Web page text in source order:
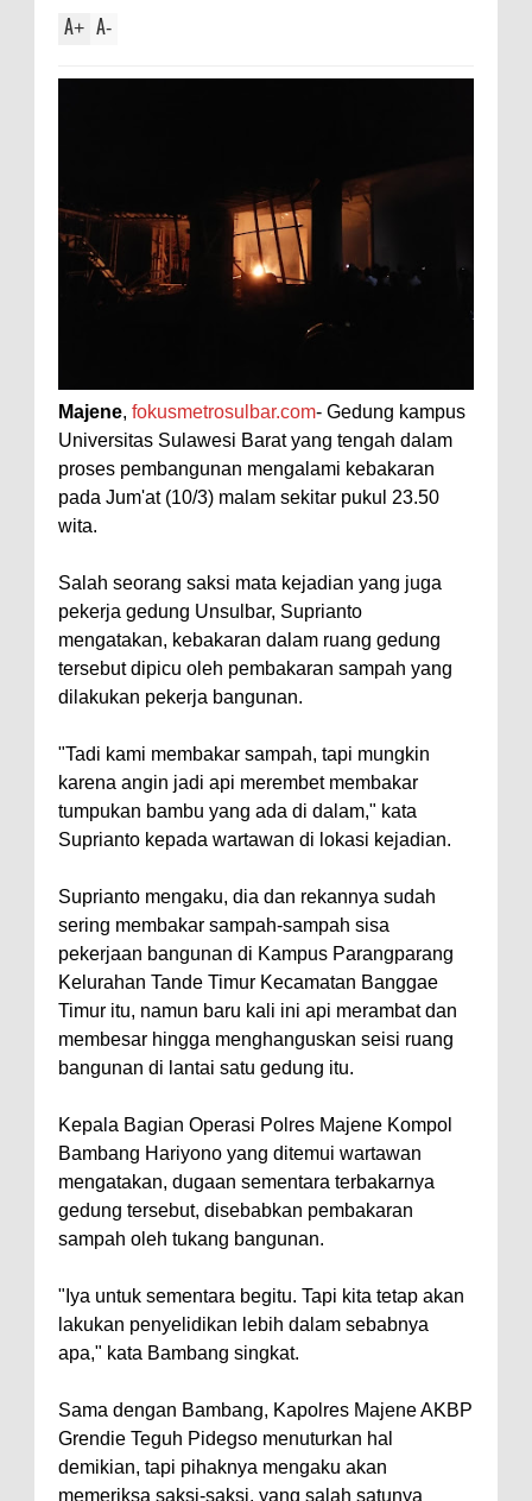
A+ A-
Majene, fokusmetrosulbar.com- Gedung kampus
Universitas Sulawesi Barat yang tengah dalam
proses pembangunan mengalami kebakaran
pada Jum'at (10/3) malam sekitar pukul 23.50
wita.
Salah seorang saksi mata kejadian yang juga
pekerja gedung Unsulbar, Suprianto
mengatakan, kebakaran dalam ruang gedung
tersebut dipicu oleh pembakaran sampah yang
dilakukan pekerja bangunan.
"Tadi kami membakar sampah, tapi mungkin
karena angin jadi api merembet membakar
tumpukan bambu yang ada di dalam," kata
Suprianto kepada wartawan di lokasi kejadian.
Suprianto mengaku, dia dan rekannya sudah
sering membakar sampah-sampah sisa
pekerjaan bangunan di Kampus Parangparang
Kelurahan Tande Timur Kecamatan Banggae
Timur itu, namun baru kali ini api merambat dan
membesar hingga menghanguskan seisi ruang
bangunan di lantai satu gedung itu.
Kepala Bagian Operasi Polres Majene Kompol
Bambang Hariyono yang ditemui wartawan
mengatakan, dugaan sementara terbakarnya
gedung tersebut, disebabkan pembakaran
sampah oleh tukang bangunan.
"Iya untuk sementara begitu. Tapi kita tetap akan
lakukan penyelidikan lebih dalam sebabnya
apa," kata Bambang singkat.
Sama dengan Bambang, Kapolres Majene AKBP
Grendie Teguh Pidegso menuturkan hal
demikian, tapi pihaknya mengaku akan
memeriksa saksi-saksi, yang salah satunya